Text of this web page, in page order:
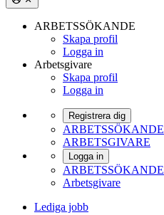
ARBETSSÖKANDE
Skapa profil
Logga in
Arbetsgivare
Skapa profil
Logga in
Registrera dig
ARBETSSÖKANDE
ARBETSGIVARE
Logga in
ARBETSSÖKANDE
Arbetsgivare
Lediga jobb